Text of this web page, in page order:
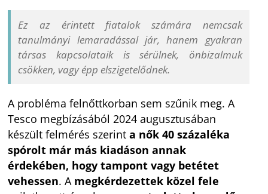
Ez az érintett fiatalok számára nemcsak
tanulmányi lemaradással jár, hanem gyakran
társas kapcsolataik is sérülnek, önbizalmuk
csökken, vagy épp elszigetelődnek.
A probléma felnőttkorban sem szűnik meg. A
Tesco megbízásából 2024 augusztusában
készült felmérés szerinta nők 40 százaléka
spórolt már más kiadáson annak
érdekében, hogy tampont vagy betétet
vehessen. A megkérdezettek közel fele